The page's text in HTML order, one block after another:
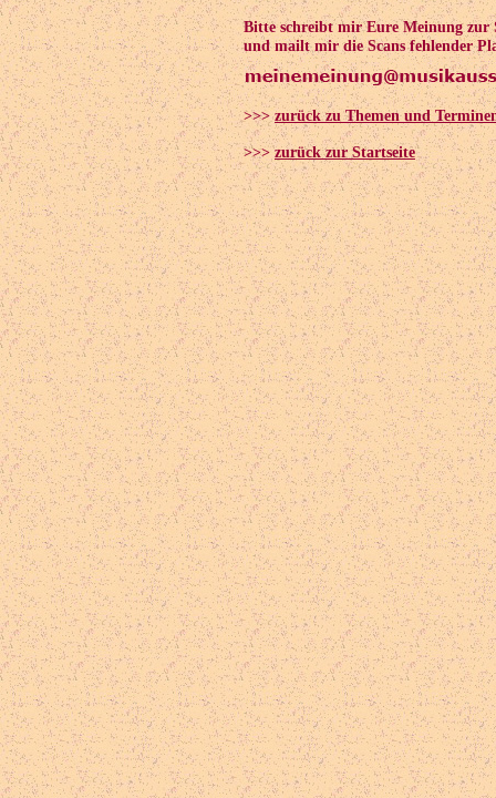
Bitte schreibt mir Eure Meinung zur
und mailt mir die Scans fehlender
>>>zurück zu Themen und
>>>zurück zur Startseite